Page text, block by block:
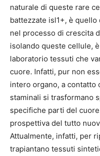
naturale di queste rare
battezzate isl1+, è
nel processo di crescita
isolando queste cellule,
laboratorio tessuti che
cuore. Infatti, pur non
intero organo, a contatto
staminali si trasformano
specifiche parti del
prospettiva del tutto
Attualmente, infatti, per
trapiantano tessuti